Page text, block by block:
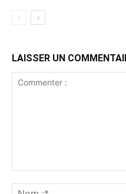
LAISSER UN